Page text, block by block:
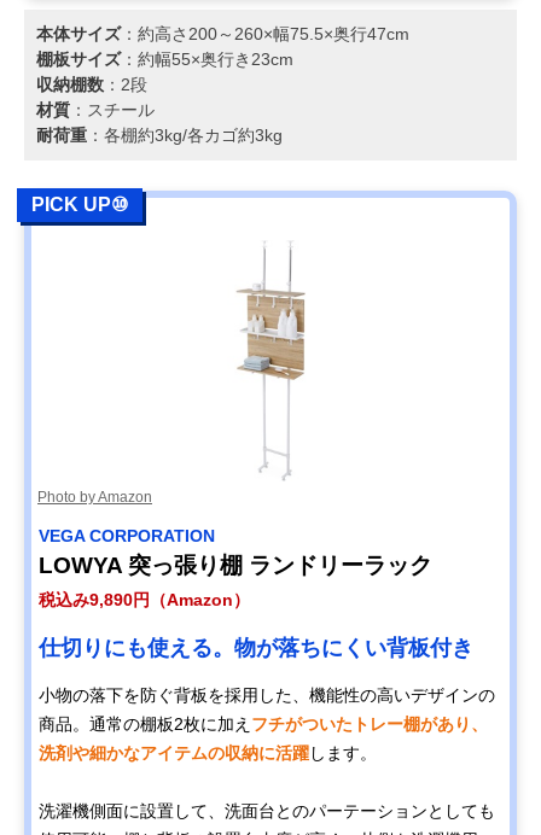
本体サイズ：約高さ200～260×幅75.5×奥行47cm
棚板サイズ：約幅55×奥行き23cm
収納棚数 ：2段
材質 ：スチール
耐荷重 ：各棚約3kg/各カゴ約3kg
PICK UP⑩
Photo by Amazon
VEGA CORPORATION
LOWYA 突っ張り棚 ランドリーラック
税込み9,890円（Amazon）
仕切りにも使える。物が落ちにくい背板付き
小物の落下を防ぐ背板を採用した、機能性の高いデザインの
商品。通常の棚板2枚に加え フチがついたトレー棚があり、
洗剤や細かなアイテムの収納に活躍します。
洗濯機側面に設置して、洗面台とのパーテーションとしても